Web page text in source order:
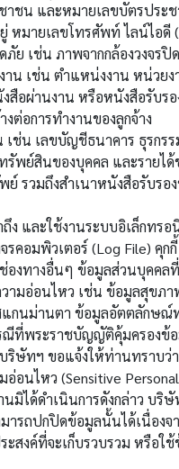
าชน และหมายเลขบัตรประ
ยเลขโทรศัพท์ ไลน์ไอดี
ช่น ภาพจากกล้องวงจรปิด
ช่น ตำแหน่งงาน หน่วยงา
อผ่านงาน หรือหนังสือรับร
ต่อการทำงานของลูกจ้าง
เลขบัญชีธนาคาร ธุรกรรม
นของบุคคล และรายได้ขอ
รวมถึงสำเนาหนังสือรับรอ
ละใช้งานระบบอิเล็กทรอนิ
จรคอมพิวเตอร์ (Log File)
งทางอื่นๆ ข้อมูลส่วนบุคคลที่
นไหว เช่น ข้อมูลสุขภาพ
กนม่านตา ข้อมูลอัตตลักษณ์
ณีที่พระราชบัญญัติคุ้มครองข้
ษัทฯ ขอแจ้งให้ท่านทราบว่
อนไหว (Sensitive
ได้ดำเนินการดังกล่าว บริ
รถปกปิดข้อมูลนั้นได้เนื่อง
สงค์ที่จะเก็บรวบรวม หรือ